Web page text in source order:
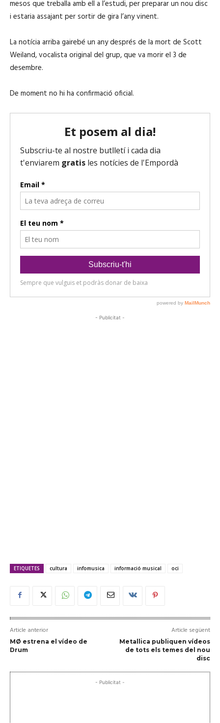
mesos que treballa amb ell a l’estudi, per preparar un nou disc
i estaria assajant per sortir de gira l’any vinent.
La notícia arriba gairebé un any després de la mort de Scott
Weiland, vocalista original del grup, que va morir el 3 de
desembre.
De moment no hi ha confirmació oficial.
- Publicitat -
ETIQUETES cultura infomusica informació musical oci
Article anterior
MØ estrena el vídeo de
Drum
Article següent
Metallica publiquen vídeos
de tots els temes del nou
disc
- Publicitat -